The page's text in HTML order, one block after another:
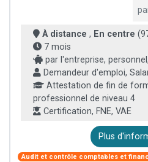
À distance , En centre
7 mois
par l'entreprise,
Demandeur d'emploi,
Attestation de fin de
professionnel de niveau 4
Certification, FNE, VAE
Plus
Audit et contrôle comptables et